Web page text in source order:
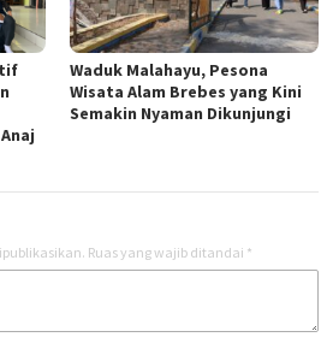
Waduk Malahayu, Pesona
Wisata Alam Brebes yang Kini
Semakin Nyaman Dikunjungi
Ruas yang wajib ditandai *